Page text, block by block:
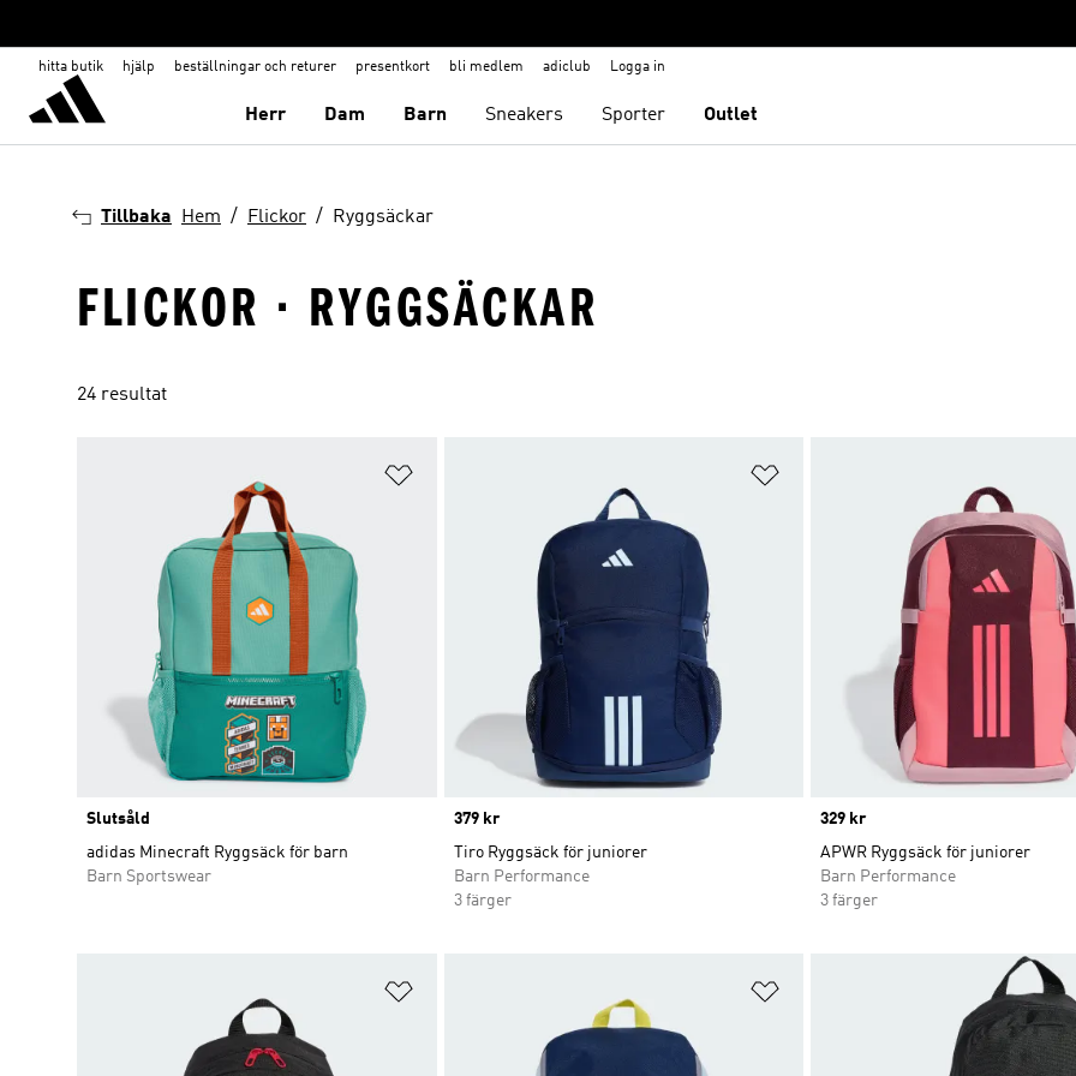
hitta butik hjälp beställningar och returer presentkort bli medlem adiclub Logga in
Herr Dam Barn Sneakers Sporter Outlet
Tillbaka Hem Flickor Ryggsäckar
FLICKOR · RYGGSÄCKAR
24 resultat
Slutsåld
adidas Minecraft Ryggsäck för barn
Barn Sportswear
Price
379 kr
Tiro Ryggsäck för juniorer
Barn Performance
3 färger
Price
329 kr
APWR Ryggsäck för juniorer
Barn Performance
3 färger